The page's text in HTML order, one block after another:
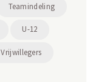
Teamindeling
U-12
Vrijwillegers